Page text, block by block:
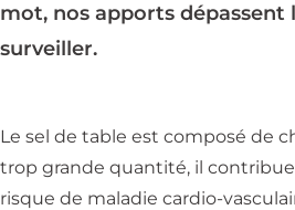
mot, nos apports
surveiller.
Le sel de table est composé de
trop grande quantité, il
risque de maladie cardio-